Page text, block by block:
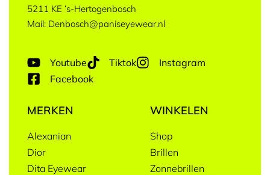
5211 KE ’s-Hertogenbosch
Mail: Denbosch@paniseyewear.nl
Youtube Tiktok
Instagram
Facebook
MERKEN
Alexanian
Dior
Dita Eyewear
WINKELEN
Shop
Brillen
Zonnebrillen